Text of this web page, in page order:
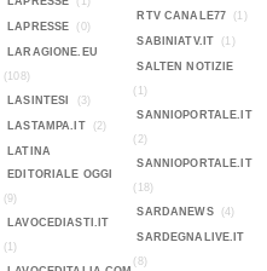
LAPRESSE (0)
LARAGIONE.EU
(108)
LASINTESI
(3)
LASTAMPA.IT (2)
LATINA
EDITORIALE OGGI
(9)
LAVOCEDIASTI.IT
(1)
RTV CANALE77 (1)
SABINIATV.IT (1)
SALTEN NOTIZIE
(1)
SANNIOPORTALE.IT
(2)
SANNIOPORTALE.IT
(18)
SARDANEWS
(4)
SARDEGNALIVE.IT
(8)